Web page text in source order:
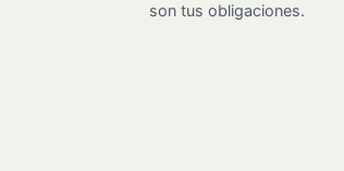
son tus obligaciones.